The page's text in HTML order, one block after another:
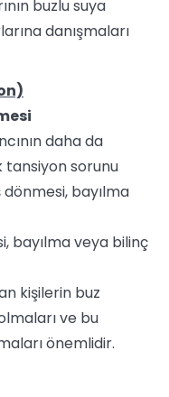
buzlu suya
danışmaları
daha da
tansiyon sorunu
bayılma
bayılma veya bilinç
kişilerin buz
ve bu
önemlidir.